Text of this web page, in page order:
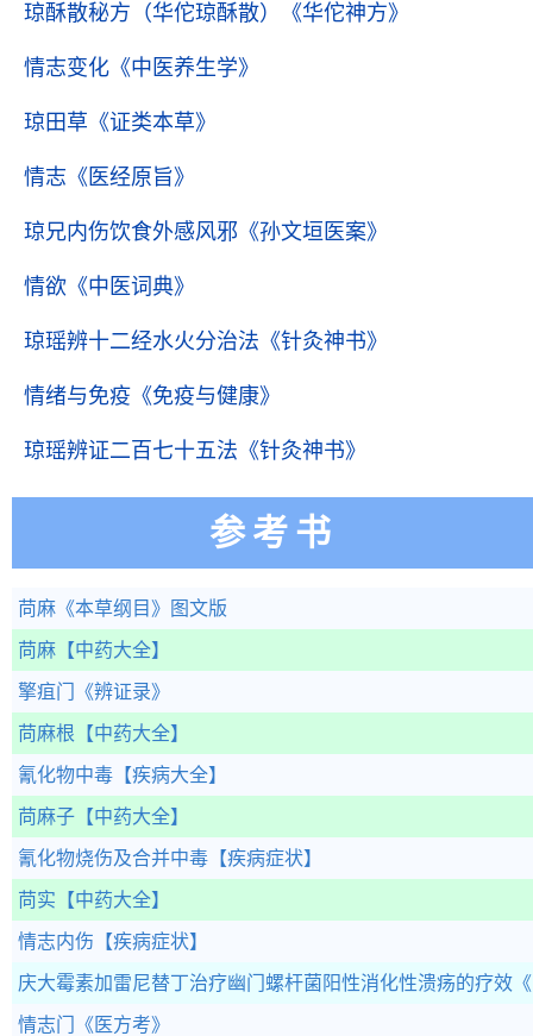
琼酥散秘方（华佗琼酥散） 《华佗神方》
情志变化 《中医养生学》
琼田草 《证类本草》
情志 《医经原旨》
琼兄内伤饮食外感风邪 《孙文垣医案》
情欲 《中医词典》
琼瑶辨十二经水火分治法 《针灸神书》
情绪与免疫 《免疫与健康》
琼瑶辨证二百七十五法 《针灸神书》
参考书
苘麻 《本草纲目》图文版
苘麻 【中药大全】
擎疽门 《辨证录》
苘麻根 【中药大全】
氰化物中毒 【疾病大全】
苘麻子 【中药大全】
氰化物烧伤及合并中毒 【疾病症状】
苘实 【中药大全】
情志内伤 【疾病症状】
庆大霉素加雷尼替丁治疗幽门螺杆菌阳性消化性溃疡的疗效
情志门 《医方考》